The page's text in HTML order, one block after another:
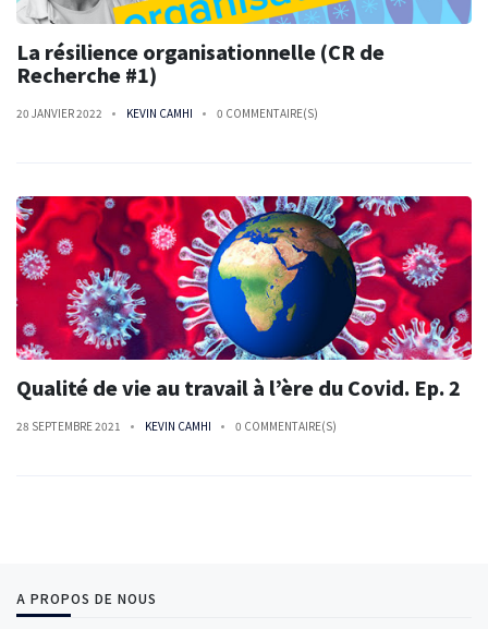
La résilience organisationnelle (CR de
Recherche #1)
20 JANVIER 2022 KEVIN CAMHI 0 COMMENTAIRE(S)
Qualité de vie au travail à l’ère du Covid. Ep. 2
28 SEPTEMBRE 2021 KEVIN CAMHI 0 COMMENTAIRE(S)
A PROPOS DE NOUS